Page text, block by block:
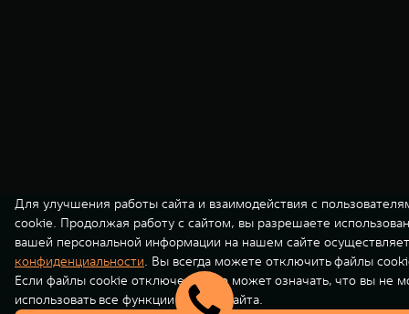
Для улучшения работы сайта и взаимодействия с
cookie. Продолжая работу с сайтом, вы разрешаете
вашей персональной информации на нашем сайте
конфиденциальности. Вы всегда можете отключить файлы
Если файлы cookie отключены, это может означать, что вы не
использовать все функции нашего сайта.